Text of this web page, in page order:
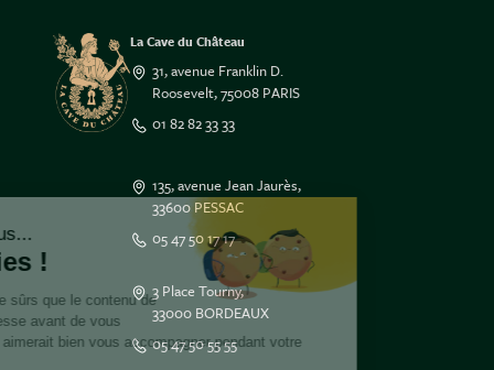
Salut c'est nous...
les Cookies !
On a attendu d'être sûrs que le contenu de
ce site vous intéresse avant de vous
déranger, mais on aimerait bien vous accompagner pendant votre
La Cave du Château
31, avenue Franklin D.
Roosevelt, 75008 PARIS
01 82 82 33 33
135, avenue Jean Jaurès,
33600 PESSAC
05 47 50 17 17
3 Place Tourny,
33000 BORDEAUX
05 47 50 55 55